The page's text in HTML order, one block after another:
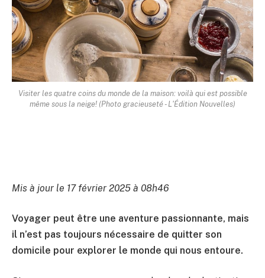
Visiter les quatre coins du monde de la maison: voilà qui est possible
même sous la neige! (Photo gracieuseté - L'Édition Nouvelles)
Mis à jour le 17 février 2025 à 08h46
Voyager peut être une aventure passionnante, mais
il n’est pas toujours nécessaire de quitter son
domicile pour explorer le monde qui nous entoure.